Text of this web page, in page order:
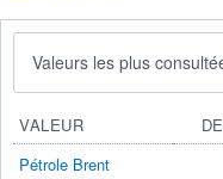
Valeurs les plus
VALEUR
Pétrole Brent